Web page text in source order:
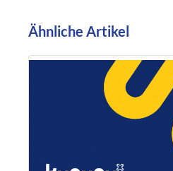
Ähnliche Artikel